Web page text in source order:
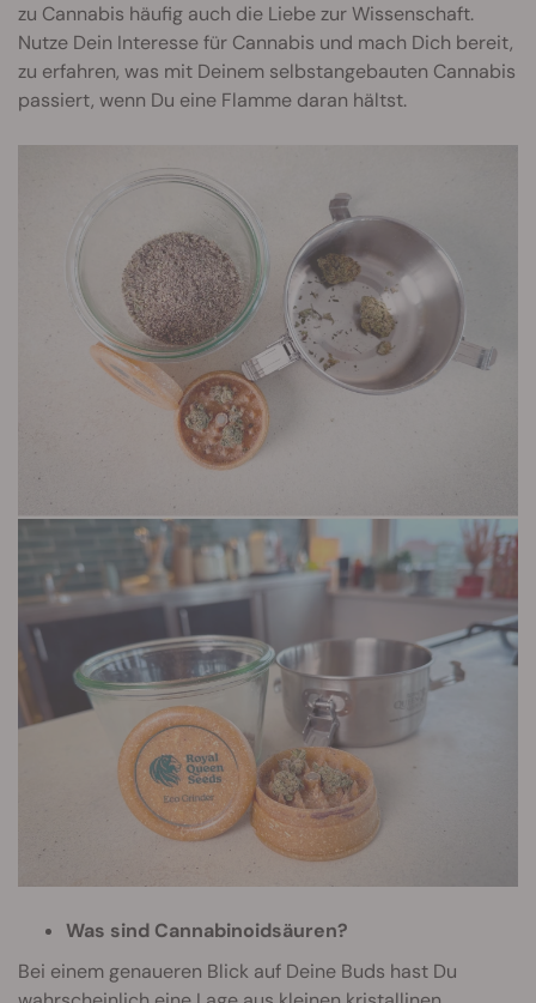
zu Cannabis häufig auch die Liebe zur Wissenschaft.
Nutze Dein Interesse für Cannabis und mach Dich bereit,
zu erfahren, was mit Deinem selbstangebauten Cannabis
passiert, wenn Du eine Flamme daran hältst.
Was sind Cannabinoidsäuren?
Bei einem genaueren Blick auf Deine Buds hast Du